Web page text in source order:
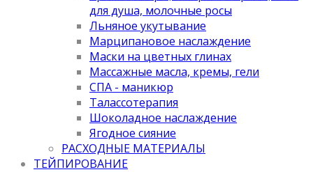
для душа, молочные росы
Льняное укутывание
Марципановое наслаждение
Маски на цветных глинах
Массажные масла, кремы, гели
СПА - маникюр
Талассотерапия
Шоколадное наслаждение
Ягодное сияние
РАСХОДНЫЕ МАТЕРИАЛЫ
ТЕЙПИРОВАНИЕ